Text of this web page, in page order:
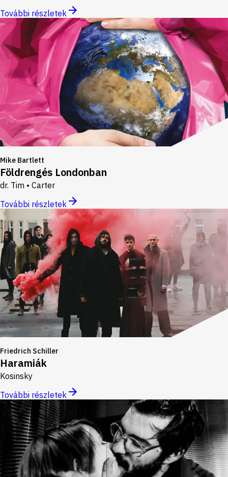
További részletek
Mike Bartlett
Földrengés Londonban
dr. Tim • Carter
További részletek
Friedrich Schiller
Haramiák
Kosinsky
További részletek